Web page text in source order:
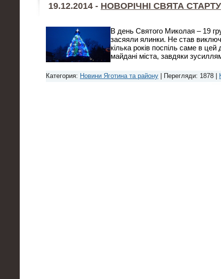
19.12.2014 - НОВОРІЧНІ СВЯТА
В день Святого Миколая – 19
засяяли ялинки. Не став
кілька років поспіль саме в
майдані міста, завдяки
Категория: Новини Яготина та району | Перегляди: 1878 |